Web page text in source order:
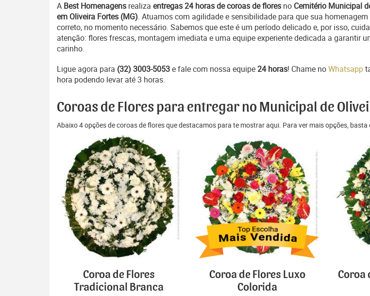
A Best Homenagens realiza entregas 24 horas de coroas de flores no Cemitério Municipal
em Oliveira Fortes (MG). Atuamos com agilidade e sensibilidade para que sua
correto, no momento necessário. Sabemos que este é um período delicado e, por isso,
atenção: flores frescas, montagem imediata e uma equipe experiente dedicada a garantir
carinho.
Ligue agora para (32) 3003-5053e fale com nossa equipe24 horas! Chame noWhatsapp
hora podendo levar até 3 horas.
Coroas de Flores para entregar no Municipal de
Abaixo 4 opções de coroas de flores que destacamos para te mostrar aqui. Para ver mais opções, basta
Coroa de Flores
Tradicional Branca
Coroa de Flores Luxo
Colorida
Coroa